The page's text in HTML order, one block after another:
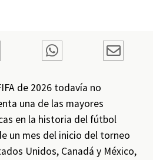
de 2026 todavía no
una de las mayores
en la historia del fútbol
un mes del inicio del torneo
Unidos, Canadá y México,